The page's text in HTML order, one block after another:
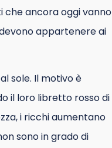
che ancora oggi vanno
appartenere ai
sole. Il motivo è
il loro libretto rosso di
i ricchi aumentano
sono in grado di